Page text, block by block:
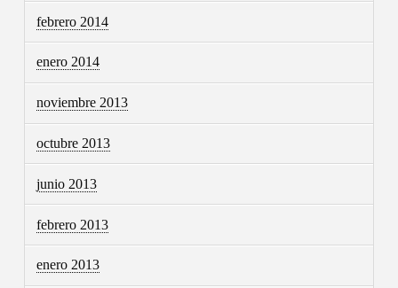
febrero 2014
enero 2014
noviembre 2013
octubre 2013
junio 2013
febrero 2013
enero 2013